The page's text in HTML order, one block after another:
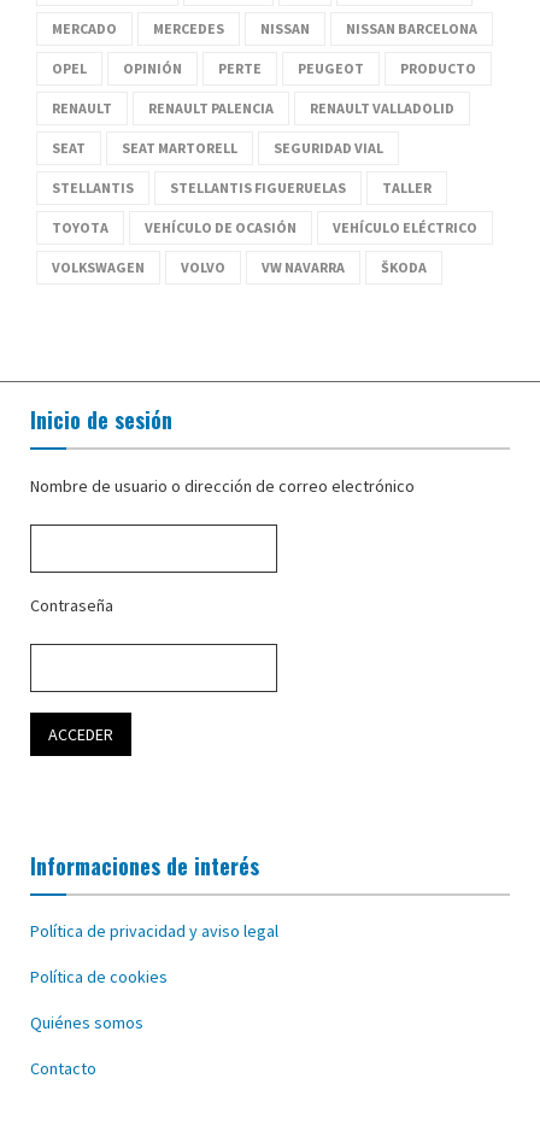
MERCADO MERCEDES NISSAN NISSAN BARCELONA
OPEL OPINIÓN PERTE PEUGEOT PRODUCTO
RENAULT RENAULT PALENCIA RENAULT VALLADOLID
SEAT SEAT MARTORELL SEGURIDAD VIAL
STELLANTIS STELLANTIS FIGUERUELAS TALLER
TOYOTA VEHÍCULO DE OCASIÓN VEHÍCULO ELÉCTRICO
VOLKSWAGEN VOLVO VW NAVARRA ŠKODA
Inicio de sesión
Nombre de usuario o dirección de correo electrónico
Contraseña
Informaciones de interés
Política de privacidad y aviso legal
Política de cookies
Quiénes somos
Contacto